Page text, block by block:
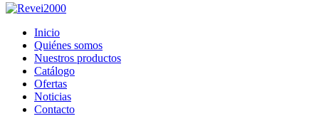
Inicio
Quiénes somos
Nuestros productos
Catálogo
Ofertas
Noticias
Contacto